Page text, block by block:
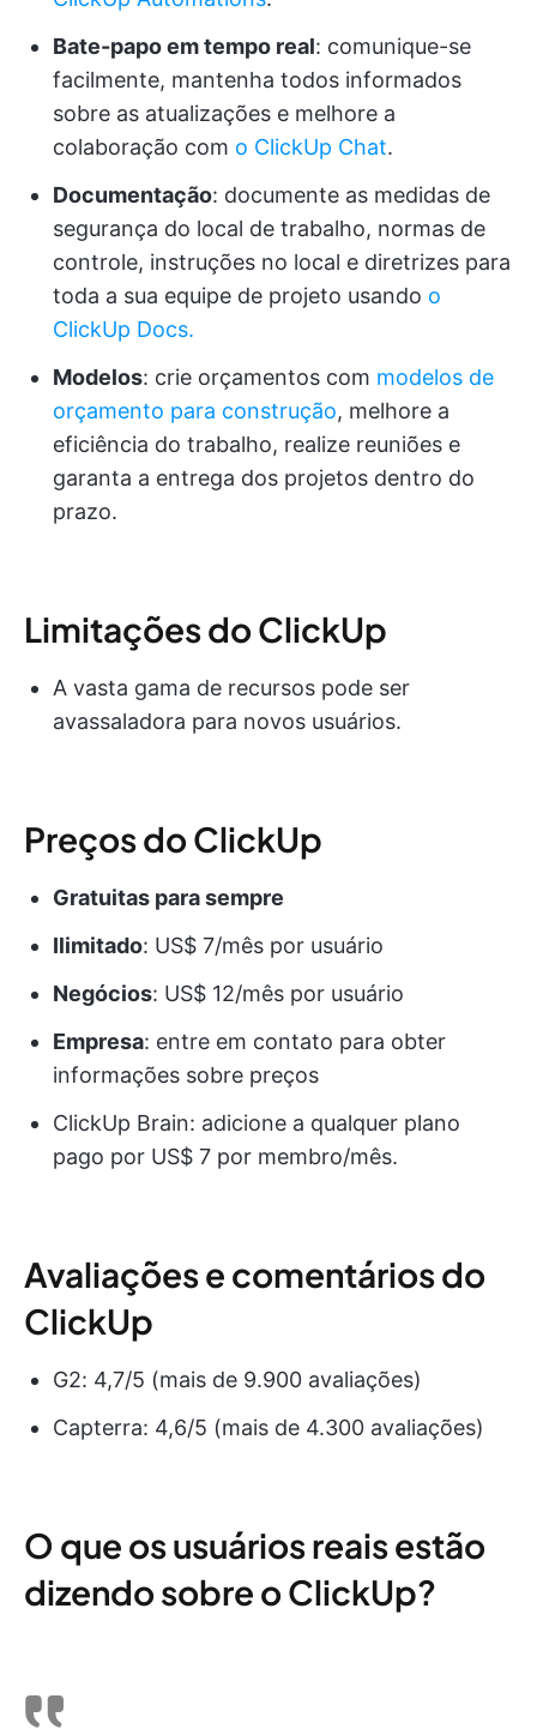
Bate-papo em tempo real: comunique-se
facilmente, mantenha todos informados
sobre as atualizações e melhore a
colaboração com o ClickUp Chat.
Documentação: documente as medidas de
segurança do local de trabalho, normas de
controle, instruções no local e diretrizes para
toda a sua equipe de projeto usando o
ClickUp Docs.
Modelos: crie orçamentos com modelos de
orçamento para construção, melhore a
eficiência do trabalho, realize reuniões e
garanta a entrega dos projetos dentro do
prazo.
Limitações do ClickUp
A vasta gama de recursos pode ser
avassaladora para novos usuários.
Preços do ClickUp
Gratuitas para sempre
Ilimitado: US$ 7/mês por usuário
Negócios: US$ 12/mês por usuário
Empresa: entre em contato para obter
informações sobre preços
ClickUp Brain: adicione a qualquer plano
pago por US$ 7 por membro/mês.
Avaliações e comentários do
ClickUp
G2: 4,7/5 (mais de 9.900 avaliações)
Capterra: 4,6/5 (mais de 4.300 avaliações)
O que os usuários reais estão
dizendo sobre o ClickUp?